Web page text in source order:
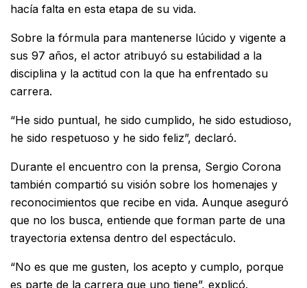
hacía falta en esta etapa de su vida.
Sobre la fórmula para mantenerse lúcido y vigente a
sus 97 años, el actor atribuyó su estabilidad a la
disciplina y la actitud con la que ha enfrentado su
carrera.
“He sido puntual, he sido cumplido, he sido estudioso,
he sido respetuoso y he sido feliz”, declaró.
Durante el encuentro con la prensa, Sergio Corona
también compartió su visión sobre los homenajes y
reconocimientos que recibe en vida. Aunque aseguró
que no los busca, entiende que forman parte de una
trayectoria extensa dentro del espectáculo.
“No es que me gusten, los acepto y cumplo, porque
es parte de la carrera que uno tiene”, explicó.